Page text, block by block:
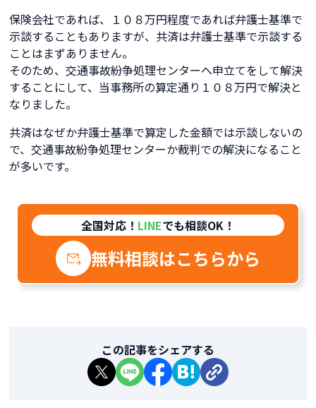
保険会社であれば、１０８万円程度であれば弁護士基準で
示談することもありますが、共済は弁護士基準で示談する
ことはまずありません。
そのため、交通事故紛争処理センターへ申立てをして解決
することにして、当事務所の算定通り１０８万円で解決と
なりました。
共済はなぜか弁護士基準で算定した金額では示談しないの
で、交通事故紛争処理センターか裁判での解決になること
が多いです。
全国対応！ LINEでも相談OK！
無料相談はこちらから
この記事をシェアする